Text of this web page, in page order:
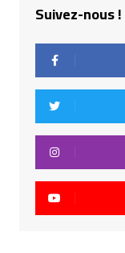
Suivez-nous !